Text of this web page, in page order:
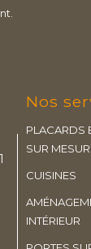
Nos
PLACARDS
SUR
CUISINES
INTÉRIEUR